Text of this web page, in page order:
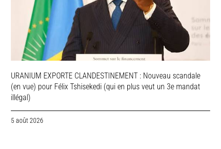
URANIUM EXPORTE CLANDESTINEMENT : Nouveau scandale
(en vue) pour Félix Tshisekedi (qui en plus veut un 3e mandat
illégal)
5 août 2026